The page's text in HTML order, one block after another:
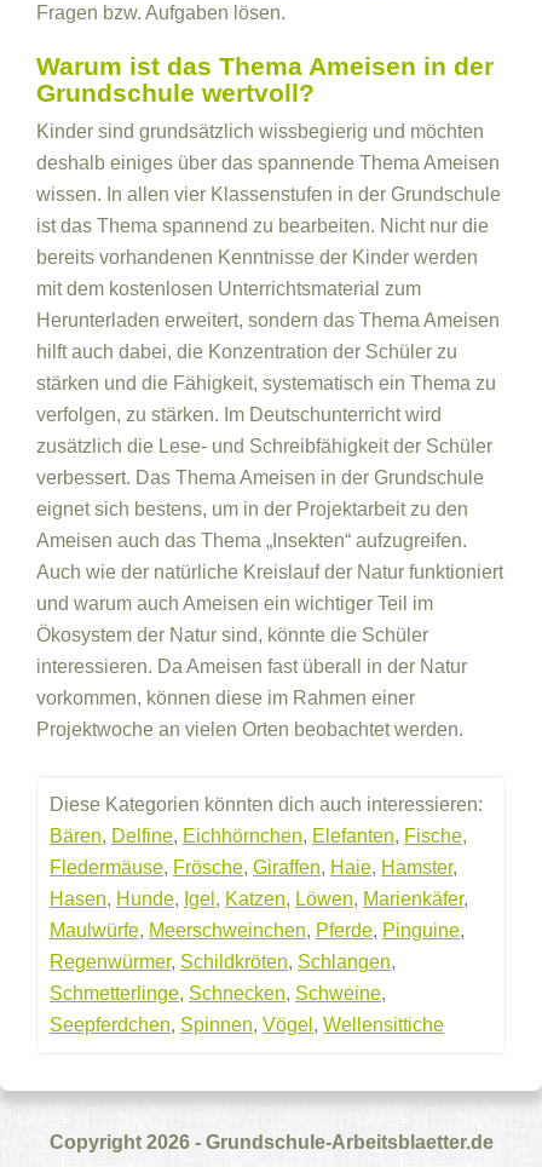
Fragen bzw. Aufgaben lösen.
Warum ist das Thema Ameisen in der
Grundschule wertvoll?
Kinder sind grundsätzlich wissbegierig und möchten
deshalb einiges über das spannende Thema Ameisen
wissen. In allen vier Klassenstufen in der Grundschule
ist das Thema spannend zu bearbeiten. Nicht nur die
bereits vorhandenen Kenntnisse der Kinder werden
mit dem kostenlosen Unterrichtsmaterial zum
Herunterladen erweitert, sondern das Thema Ameisen
hilft auch dabei, die Konzentration der Schüler zu
stärken und die Fähigkeit, systematisch ein Thema zu
verfolgen, zu stärken. Im Deutschunterricht wird
zusätzlich die Lese- und Schreibfähigkeit der Schüler
verbessert. Das Thema Ameisen in der Grundschule
eignet sich bestens, um in der Projektarbeit zu den
Ameisen auch das Thema „Insekten“ aufzugreifen.
Auch wie der natürliche Kreislauf der Natur funktioniert
und warum auch Ameisen ein wichtiger Teil im
Ökosystem der Natur sind, könnte die Schüler
interessieren. Da Ameisen fast überall in der Natur
vorkommen, können diese im Rahmen einer
Projektwoche an vielen Orten beobachtet werden.
Diese Kategorien könnten dich auch interessieren:
Bären, Delfine, Eichhörnchen, Elefanten, Fische,
Fledermäuse, Frösche, Giraffen, Haie, Hamster,
Hasen, Hunde, Igel , Katzen, Löwen, Marienkäfer,
Maulwürfe, Meerschweinchen, Pferde, Pinguine,
Regenwürmer, Schildkröten, Schlangen,
Schmetterlinge, Schnecken, Schweine,
Seepferdchen, Spinnen, Vögel , Wellensittiche
Copyright 2026 - Grundschule-Arbeitsblaetter.de